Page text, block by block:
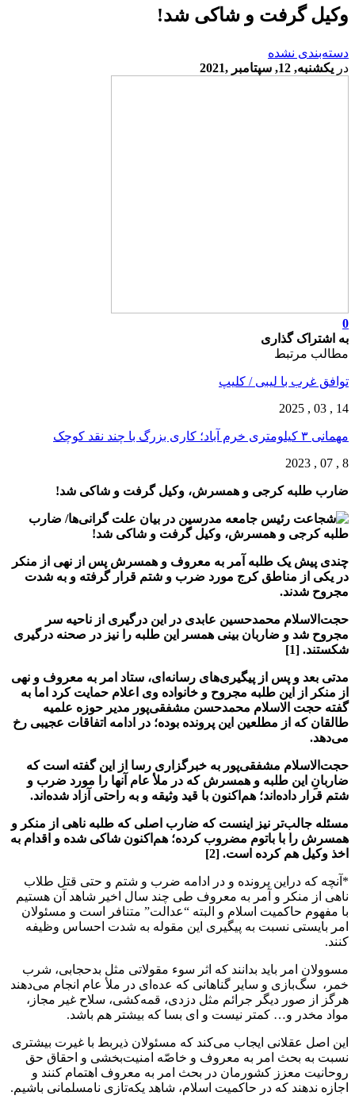
وکیل گرفت و شاکی شد!
دسته‌بندی نشده
در یکشنبه, 12, سپتامبر ,2021
0
به اشتراک گذاری
مطالب مرتبط
توافق غرب با لیبی / کلیپ
14 , 03 , 2025
مهمانی ۳ کیلومتری خرم آباد؛ کاری بزرگ با چند نقد کوچک
8 , 07 , 2023
ضارب طلبه کرجی و همسرش، وکیل گرفت و شاکی شد!
چندی پیش یک طلبه آمر به معروف و همسرش پس از نهی از منکر
در یکی از مناطق کرج مورد ضرب و شتم قرار گرفته و به شدت
مجروح شدند.
حجت‌الاسلام محمدحسین عابدی در این درگیری از ناحیه سر
مجروح شد و ضاربان بینی همسر این طلبه را نیز در صحنه درگیری
شکستند. [1]
مدتی بعد و پس از پیگیری‌های رسانه‌ای، ستاد امر به معروف و نهی
از منکر از این طلبه مجروح و خانواده وی اعلام حمایت کرد اما به
گفته حجت الاسلام محمدحسن مشفقی‌پور مدیر حوزه علمیه
طالقان که از مطلعین این پرونده بوده؛ در ادامه اتفاقات عجیبی رخ
می‌دهد.
حجت‌الاسلام مشفقی‌پور به خبرگزاری رسا از این گفته است که
ضاربانِ این طلبه و همسرش که در ملأ عام آنها را مورد ضرب و
شتم قرار داده‌اند؛ هم‌اکنون با قید وثیقه و به راحتی آزاد شده‌اند.
مسئله جالب‌تر نیز اینست که ضارب اصلی که طلبه ناهی از منکر و
همسرش را با باتوم مضروب کرده؛ هم‌اکنون شاکی شده و اقدام به
اخذ وکیل هم کرده است. [2]
*آنچه که دراین پرونده و در ادامه ضرب و شتم و حتی قتل طلاب
ناهی از منکر و آمر به معروف طی چند سال اخیر شاهد آن هستیم
با مفهوم حاکمیت اسلام و البته “عدالت” متنافر است و مسئولان
امر بایستی نسبت به پیگیری این مقوله به شدت احساس وظیفه
کنند.
مسوولان امر باید بدانند که اثر سوء مقولاتی مثل بدحجابی، شرب
خمر، ‌ سگ‌بازی و سایر گناهانی که عده‌ای در ملأ عام انجام می‌دهند
هرگز از صور دیگر جرائم مثل دزدی، قمه‌کشی، سلاح غیر مجاز،
مواد مخدر و… کمتر نیست و ای بسا که بیشتر هم باشد.
این اصل عقلانی ایجاب می‌کند که مسئولان ذیربط با غیرت بیشتری
نسبت به بحث امر به معروف و خاصّه امنیت‌بخشی و احقاق حق
روحانیت معزز کشورمان در بحث امر به معروف اهتمام کنند و
اجازه ندهند که در حاکمیت اسلام، شاهد یکه‌تازی نامسلمانی باشیم.